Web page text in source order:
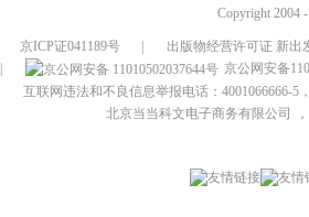
Copyright 2004
京ICP证041189号
出版物经营许可证 新出
京公网安备
互联网违法和不良信息举报电话：4001066666-5
北京当当科文电子商务有限公司